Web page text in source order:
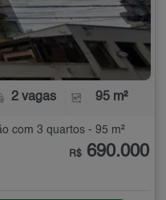
2 vagas 95 m²
com 3 quartos - 95 m²
R$ 690.000